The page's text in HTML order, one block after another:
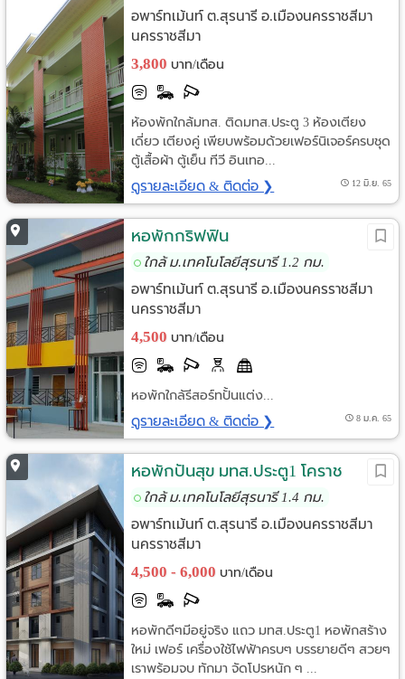
อพาร์ทเม้นท์ ต.สุรนารี อ.เมืองนครราชสีมา
นครราชสีมา
3,800 บาท/เดือน
ห้องพักใกล้มทส. ติดมทส.ประตู 3 ห้องเตียง
เดี่ยว เตียงคู่ เพียบพร้อมด้วยเฟอร์นิเจอร์ครบชุด
ตู้เสื้อผ้า ตู้เย็น ทีวี อินเทอ...
ดูรายละเอียด & ติดต่อ ❯ 12 มิ.ย. 65
หอพักกริฟฟิน
ใกล้ ม.เทคโนโลยีสุรนารี 1.2 กม.
อพาร์ทเม้นท์ ต.สุรนารี อ.เมืองนครราชสีมา
นครราชสีมา
4,500 บาท/เดือน
หอพักใกล้รีสอร์ทปั้นแต่ง...
ดูรายละเอียด & ติดต่อ ❯ 8 ม.ค. 65
หอพักปันสุข มทส.ประตู1 โคราช
ใกล้ ม.เทคโนโลยีสุรนารี 1.4 กม.
อพาร์ทเม้นท์ ต.สุรนารี อ.เมืองนครราชสีมา
นครราชสีมา
4,500 - 6,000 บาท/เดือน
หอพักดีๆมีอยู่จริง แถว มทส.ประตู1 หอพักสร้าง
ใหม่ เฟอร์ เครื่องใช้ไฟฟ้าครบๆ บรรยายดีๆ สวยๆ
เราพร้อมจบ ทักมา จัดโปรหนัก ๆ ...